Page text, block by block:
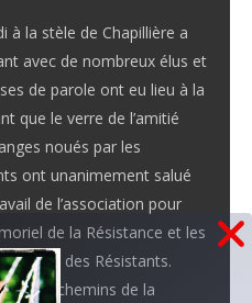
à la stèle de Chapillière a
avec de nombreux élus et
de parole ont eu lieu à la
que le verre de l’amitié
noués par les
ont unanimement salué
de l’association pour
de la Résistance et les
des Résistants.
des chemins de la